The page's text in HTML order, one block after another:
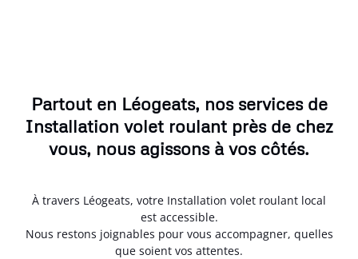
Partout en Léogeats, nos services de
Installation volet roulant près de chez
vous, nous agissons à vos côtés.
À travers Léogeats, votre Installation volet roulant local
est accessible.
Nous restons joignables pour vous accompagner, quelles
que soient vos attentes.